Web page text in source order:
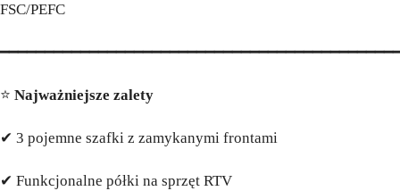
FSC/PEFC
⭐ Najważniejsze zalety
✔ 3 pojemne szafki z zamykanymi frontami
✔ Funkcjonalne półki na sprzęt RTV